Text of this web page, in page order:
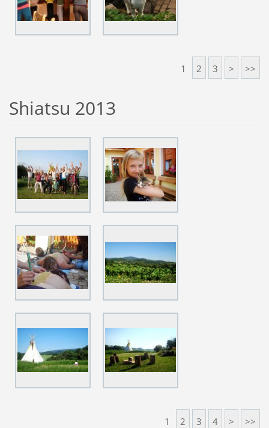
1 2 3 > >>
Shiatsu 2013
1 2 3 4 > >>